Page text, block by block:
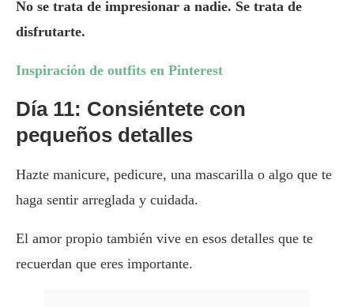
No se trata de impresionar a nadie. Se trata de
disfrutarte.
Inspiración de outfits en Pinterest
Día 11: Consiéntete con
pequeños detalles
Hazte manicure, pedicure, una mascarilla o algo que te
haga sentir arreglada y cuidada.
El amor propio también vive en esos detalles que te
recuerdan que eres importante.